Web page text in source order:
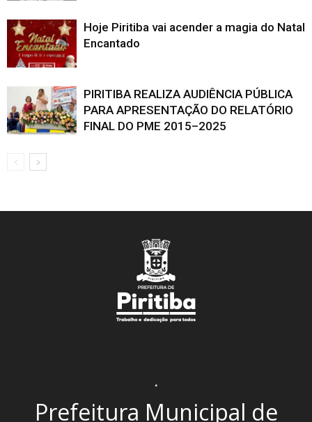
Hoje Piritiba vai acender a magia do Natal
Encantado
PIRITIBA REALIZA AUDIÊNCIA PÚBLICA
PARA APRESENTAÇÃO DO RELATÓRIO
FINAL DO PME 2015–2025
.
Prefeitura Municipal de